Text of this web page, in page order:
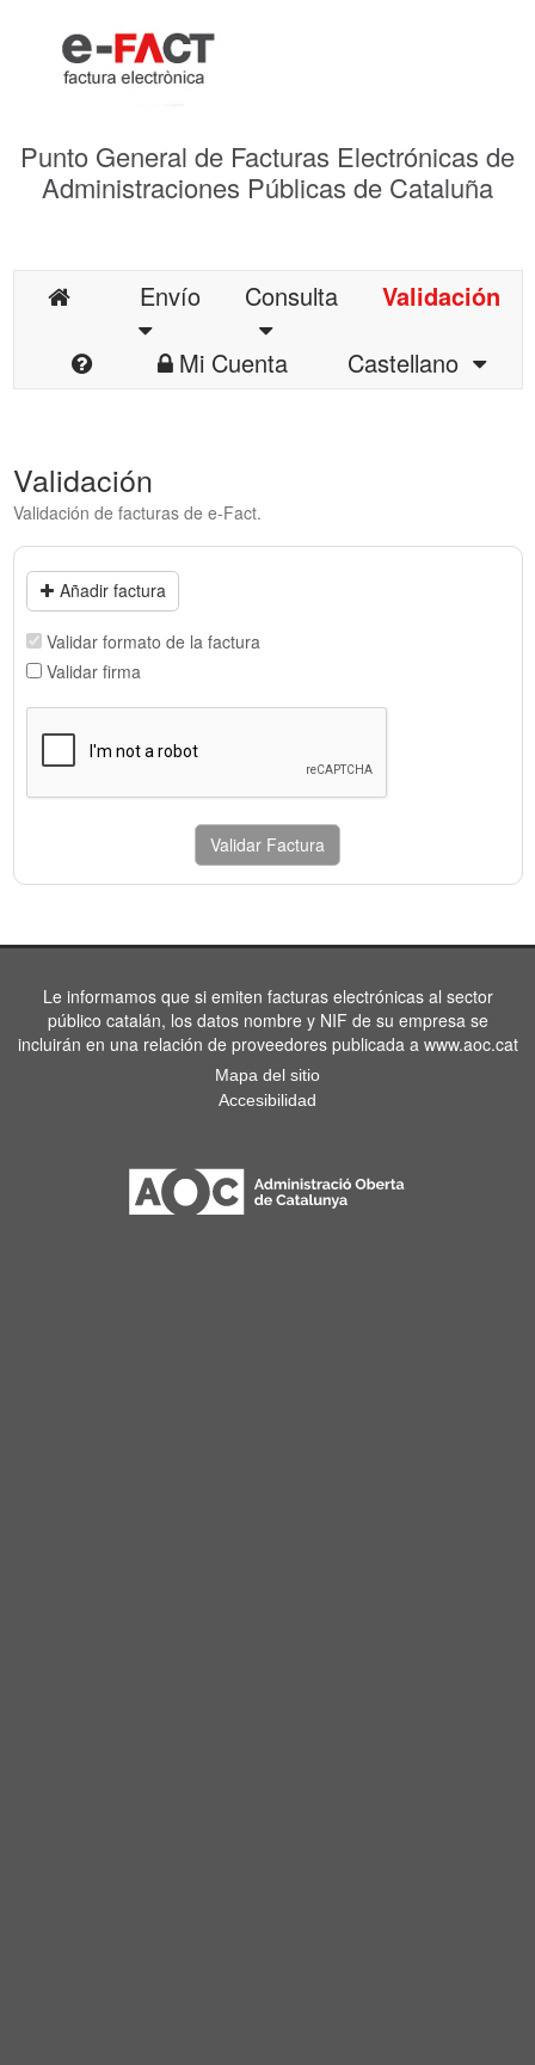
Punto General de Facturas Electrónicas de
Administraciones Públicas de Cataluña
Envío Consulta
Validación
Mi Cuenta
Castellano
Validación
Validación de facturas de e-Fact.
Añadir factura
Validar formato de la factura
Validar firma
Validar Factura
Le informamos que si emiten facturas electrónicas al sector
público catalán, los datos nombre y NIF de su empresa se
incluirán en una relación de proveedores publicada a www.aoc.cat
Mapa del sitio
Accesibilidad